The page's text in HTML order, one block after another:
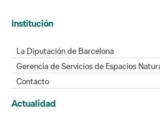
Institución
La Diputación de Barcelona
Gerencia de Servicios de Espacios
Contacto
Actualidad